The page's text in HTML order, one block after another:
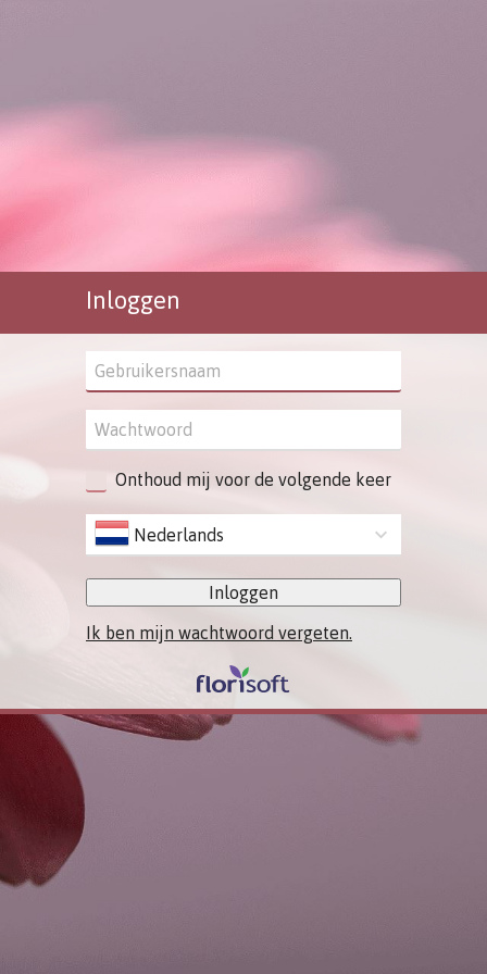
Inloggen
Onthoud mij voor de volgende keer
Nederlands
Inloggen
Ik ben mijn wachtwoord vergeten.